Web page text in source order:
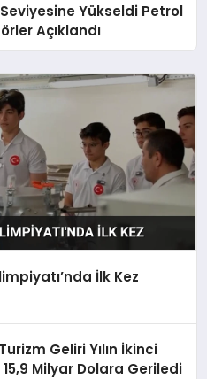
Yükseldi Petrol
Açıklandı
İlk Kez
Geliri Yılın İkinci
Milyar Dolara Geriledi